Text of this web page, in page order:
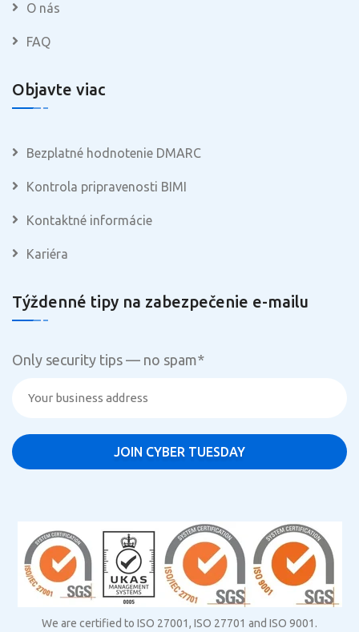
O nás
FAQ
Objavte viac
Bezplatné hodnotenie DMARC
Kontrola pripravenosti BIMI
Kontaktné informácie
Kariéra
Týždenné tipy na zabezpečenie e-mailu
Only security tips — no spam*
We are certified to ISO 27001, ISO 27701 and ISO 9001.